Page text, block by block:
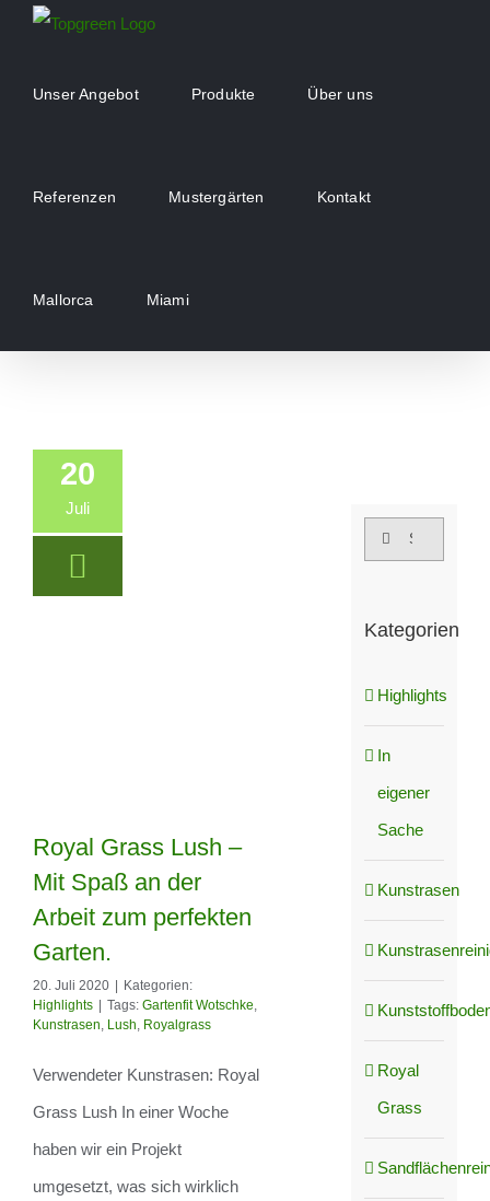
springenUnser Angebot Produkte Über uns
Referenzen Mustergärten Kontakt
Mallorca Miami
20
Juli
Royal Grass Lush
– Mit Spaß an der
Arbeit zum
perfekten Garten.
Royal Grass Lush –
Mit Spaß an der
Arbeit zum perfekten
Garten.
20. Juli 2020
Kategorien:
Highlights
Tags: Gartenfit Wotschke,
Kunstrasen, Lush, Royalgrass
Verwendeter Kunstrasen: Royal
Grass Lush In einer Woche
haben wir ein Projekt
umgesetzt, was sich wirklich
Suche
Kategorien
Highlights
In
eigener
Sache
Kunstrasen
Royal
Grass